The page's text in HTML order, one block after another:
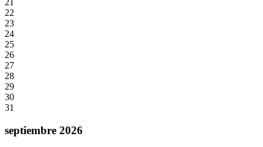
21
22
23
24
25
26
27
28
29
30
31
septiembre 2026